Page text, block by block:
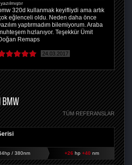
yazılmıştır
320d kullanmak keyifliydi ama artık
eğlenceli oldu. Neden daha önce
yaptırmadım bilemiyorum. Araba
hızlanıyor. Teşekkür Ümit
Remaps
24.03.2017
BMW
TÜM REFERANSLAR
/ 380nm +26 hp +40 nm